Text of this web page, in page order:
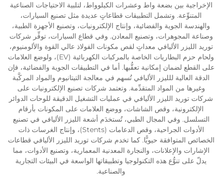
الإخراجية بين بضعة واط وعشرات الكيلوواط، لتلبية الاحتياجات الصناعية
المتنوِّعة. وتشمل التطبيقات قطاعاتٍ عديدة مثل تصنيع السيارات،
والهندسة الجوية والفضائية، وإنتاج الإلكترونيات، وتصنيع الأجهزة الطبية،
وصناعة المجوهرات، وتصنيع المعادن. وفي قطاع السيارات، توفِّر شركات
توريد الليزر الأليافي معداتٍ لقص مكونات الفولاذ عالي القوة والألومنيوم،
ولحام حزم البطاريات الخاصة بالمركبات الكهربائية (EV)، ولوضع العلامات
على القطع لضمان إمكانية تعقُّبها. أما في التطبيقات الجوية والفضائية، فإن
الدقة العالية للليزر الأليافي تُسهم في معالجة التيتانيوم والمواد المركَّبة
وغيرها من المواد المتقدِّمة. وتعتمد شركات تصنيع الإلكترونيات على
شركات توريد الليزر الأليافي في عمليات التشغيل الدقيقة للوحات الدوائر
الإلكترونية، وقص الشاشات، ووضع العلامات على المكونات بأرقام
التسلسل. وفي المجال الطبي، تُستخدَم أشعة الليزر الأليافي في تصنيع
الأدوات الجراحية، وقص الدعامات (Stents)، وإنتاج الغرسات ذات
الخصائص المتوافقة حيويًّا. كما تخدم شركات توريد الليزر الأليافي قطاعات
الإشارات والإعلانات، والنجارة المعدنية المعمارية، وتصنيع الأدوات، مما
يدلّ على تنوُّع هذه التكنولوجيا وتطبيقاتها الواسعة في البيئات التجارية
والصناعية.